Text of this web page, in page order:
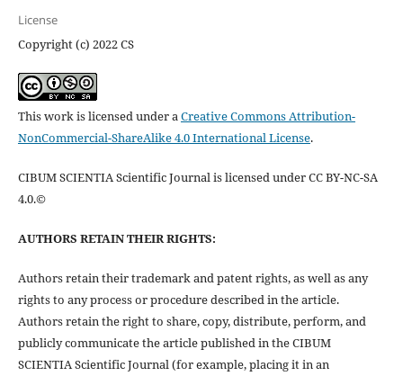
License
Copyright (c) 2022 CS
This work is licensed under aCreative Commons Attribution-
NonCommercial-ShareAlike 4.0 International License.
CIBUM SCIENTIA Scientific Journal is licensed under CC BY-NC-SA
4.0.©
AUTHORS RETAIN THEIR RIGHTS:
Authors retain their trademark and patent rights, as well as any
rights to any process or procedure described in the article.
Authors retain the right to share, copy, distribute, perform, and
publicly communicate the article published in the CIBUM
SCIENTIA Scientific Journal (for example, placing it in an